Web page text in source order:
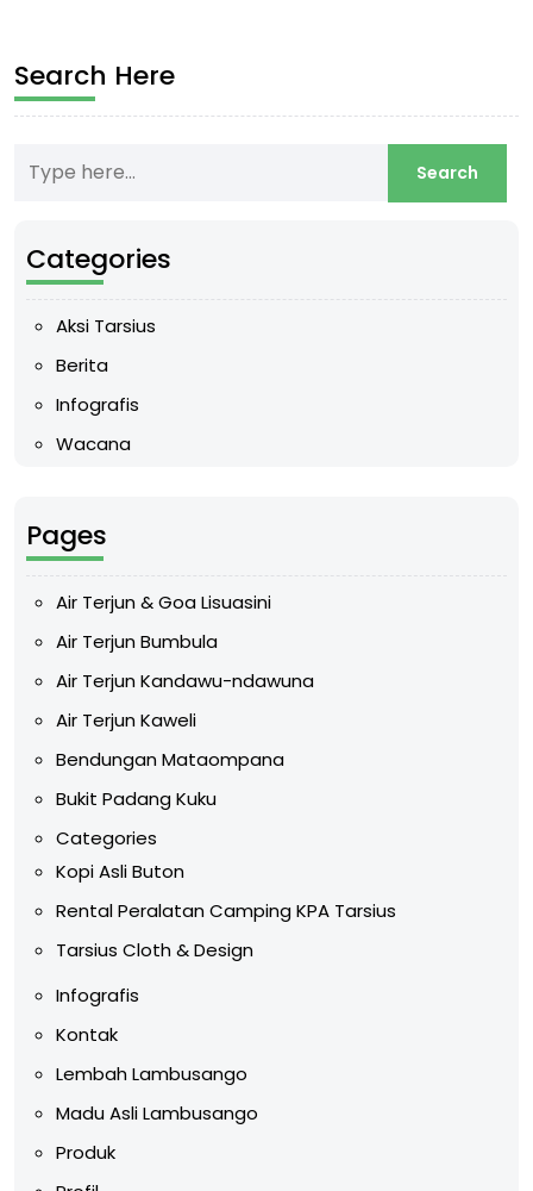
Search Here
Categories
Aksi Tarsius
Berita
Infografis
Wacana
Pages
Air Terjun & Goa Lisuasini
Air Terjun Bumbula
Air Terjun Kandawu-ndawuna
Air Terjun Kaweli
Bendungan Mataompana
Bukit Padang Kuku
Categories
Kopi Asli Buton
Rental Peralatan Camping KPA Tarsius
Tarsius Cloth & Design
Infografis
Kontak
Lembah Lambusango
Madu Asli Lambusango
Produk